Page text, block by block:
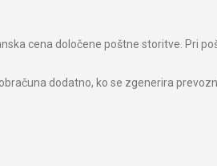
cena določene poštne storitve. Pri
dodatno, ko se zgenerira